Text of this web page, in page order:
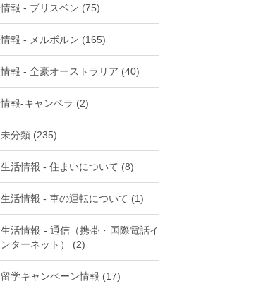
情報 - ブリスベン (75)
情報 - メルボルン (165)
情報 - 全豪オーストラリア (40)
情報-キャンベラ (2)
未分類 (235)
生活情報 - 住まいについて (8)
生活情報 - 車の運転について (1)
生活情報 - 通信（携帯・国際電話イ
ンターネット） (2)
留学キャンペーン情報 (17)